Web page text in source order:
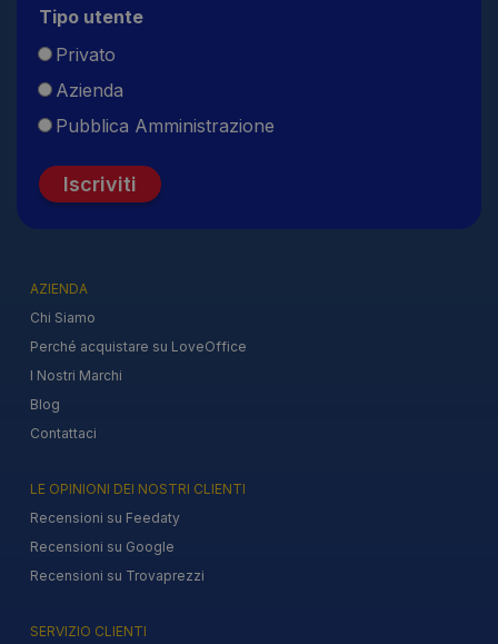
Tipo utente
Privato
Azienda
Pubblica Amministrazione
Iscriviti
AZIENDA
Chi Siamo
Perché acquistare su LoveOffice
I Nostri Marchi
Blog
Contattaci
LE OPINIONI DEI NOSTRI CLIENTI
Recensioni su Feedaty
Recensioni su Google
Recensioni su Trovaprezzi
SERVIZIO CLIENTI